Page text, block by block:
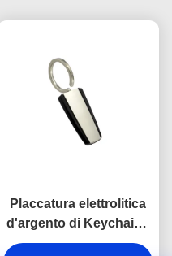
Placcatura elettrolitica
d'argento di Keychains
del portiere di plastica